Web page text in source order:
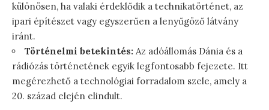
különösen, ha valaki érdeklődik a technikatörténet, az
ipari építészet vagy egyszerűen a lenyűgöző látvány
iránt.
Történelmi betekintés: Az adóállomás Dánia és a
rádiózás történetének egyik legfontosabb fejezete. Itt
megérezhető a technológiai forradalom szele, amely a
20. század elején elindult.